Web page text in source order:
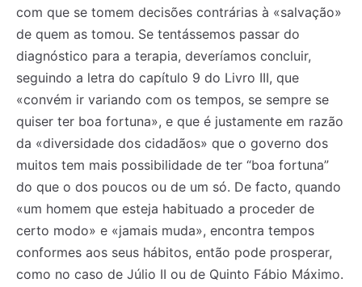
com que se tomem decisões contrárias à «salvação»
de quem as tomou. Se tentássemos passar do
diagnóstico para a terapia, deveríamos concluir,
seguindo a letra do capítulo 9 do Livro III, que
«convém ir variando com os tempos, se sempre se
quiser ter boa fortuna», e que é justamente em razão
da «diversidade dos cidadãos» que o governo dos
muitos tem mais possibilidade de ter “boa fortuna”
do que o dos poucos ou de um só. De facto, quando
«um homem que esteja habituado a proceder de
certo modo» e «jamais muda», encontra tempos
conformes aos seus hábitos, então pode prosperar,
como no caso de Júlio II ou de Quinto Fábio Máximo.